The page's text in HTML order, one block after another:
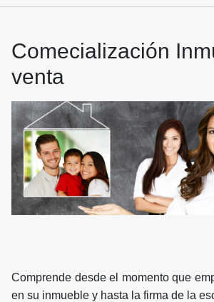
Comecialización
venta
Comprende desde el momento que
en su inmueble y hasta la firma de la